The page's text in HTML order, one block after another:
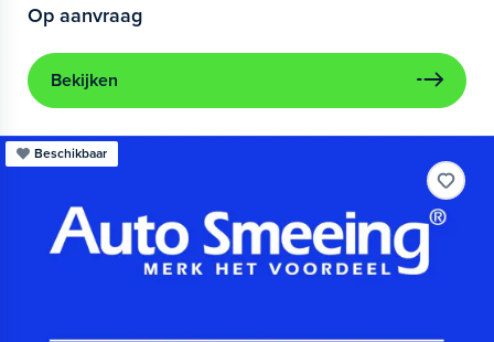
Op aanvraag
Bekijken
Beschikbaar